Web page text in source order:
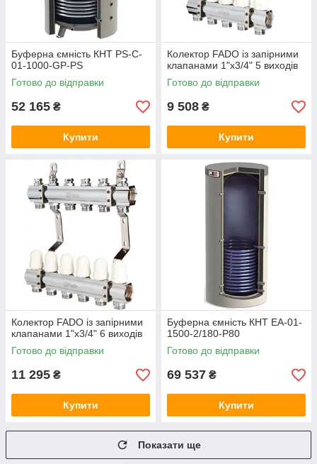
Буферна ємність КНТ PS-C-
01-1000-GP-PS
Готово до відправки
52 165 ₴
Купити
Колектор FADO із запірними
клапанами 1"х3/4" 5 виходів
Готово до відправки
9 508 ₴
Купити
Колектор FADO із запірними
клапанами 1"х3/4" 6 виходів
Готово до відправки
11 295 ₴
Купити
Буферна ємність КНТ ЕА-01-
1500-2/180-P80
Готово до відправки
69 537 ₴
Купити
Показати ще